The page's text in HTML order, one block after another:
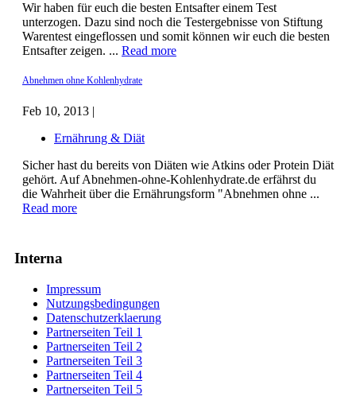
Wir haben für euch die besten Entsafter einem Test
unterzogen. Dazu sind noch die Testergebnisse von Stiftung
Warentest eingeflossen und somit können wir euch die besten
Entsafter zeigen. ... Read more
Abnehmen ohne Kohlenhydrate
Feb 10, 2013 |
Ernährung & Diät
Sicher hast du bereits von Diäten wie Atkins oder Protein Diät
gehört. Auf Abnehmen-ohne-Kohlenhydrate.de erfährst du
die Wahrheit über die Ernährungsform "Abnehmen ohne ...
Read more
Interna
Impressum
Nutzungsbedingungen
Datenschutzerklaerung
Partnerseiten Teil 1
Partnerseiten Teil 2
Partnerseiten Teil 3
Partnerseiten Teil 4
Partnerseiten Teil 5